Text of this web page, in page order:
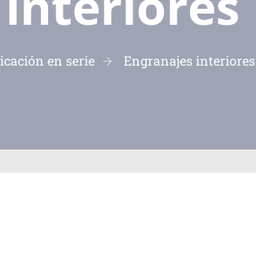
en serie Engranajes interiores